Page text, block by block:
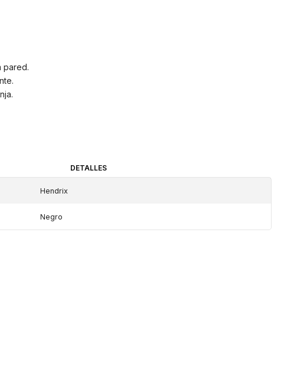
pared.
DETALLES
Hendrix
Negro